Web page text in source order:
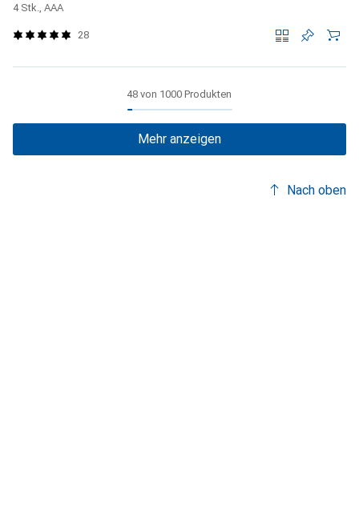
4 Stk., AAA
28
48 von 1000 Produkten
Mehr anzeigen
Nach oben